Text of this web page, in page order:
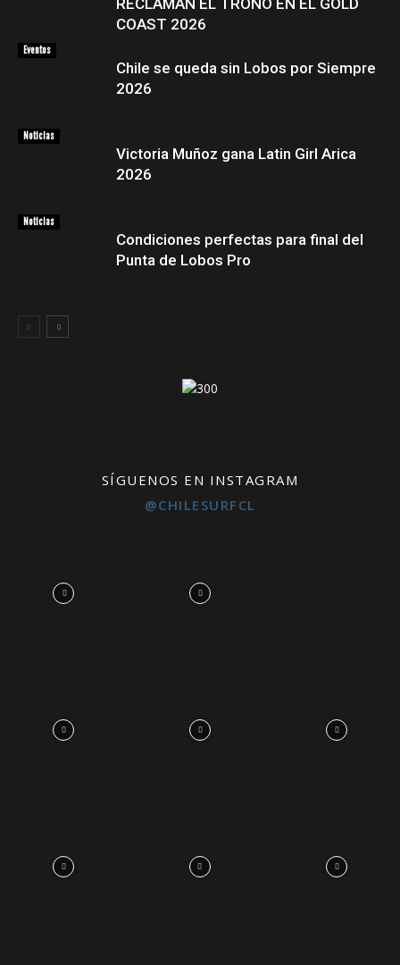
RECLAMAN EL TRONO EN EL GOLD
COAST 2026
Eventos
Chile se queda sin Lobos por Siempre
2026
Noticias
Victoria Muñoz gana Latin Girl Arica
2026
Noticias
Condiciones perfectas para final del
Punta de Lobos Pro
SÍGUENOS EN INSTAGRAM
@CHILESURFCL